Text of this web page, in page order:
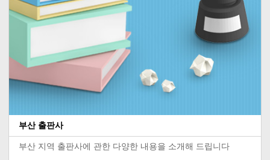
부산 출판사
부산 지역 출판사에 관한 다양한 내용을 소개해 드립니다